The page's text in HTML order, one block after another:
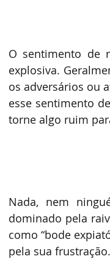
O sentimento de
explosiva.
os adversários ou
esse sentimento
torne algo ruim
Nada, nem
dominado pela
como “bode
pela sua